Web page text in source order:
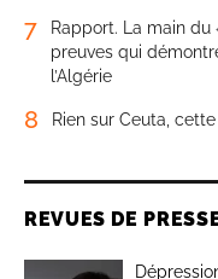
7
Rapport. La main
preuves qui
l’Algérie
8 Rien sur Ceuta,
REVUES DE